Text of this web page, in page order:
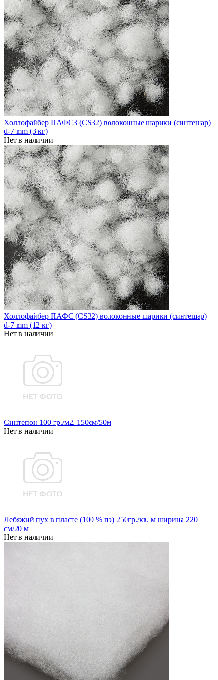
Холлофайбер ПАФС3 (CS32) волоконные шарики (синтешар)
d-7 mm (3 кг)
Нет в наличии
Холлофайбер ПАФС (CS32) волоконные шарики (синтешар)
d-7 mm (12 кг)
Нет в наличии
Синтепон 100 гр./м2. 150см/50м
Нет в наличии
Лебяжий пух в пласте (100 % пэ) 250гр./кв. м ширина 220
см/20 м
Нет в наличии